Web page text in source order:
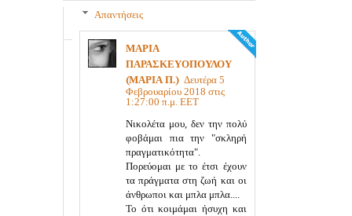
Απαντήσεις
ΜΑΡΙΑ
ΠΑΡΑΣΚΕΥΟΠΟΥΛΟΥ
(ΜΑΡΙΑ Π.) Δευτέρα 5
Φεβρουαρίου 2018 στις
1:27:00 π.μ. EET
Νικολέτα μου, δεν την πολύ
φοβάμαι πια την "σκληρή
πραγματικότητα".
Πορεύομαι με το έτσι έχουν
τα πράγματα στη ζωή και οι
άνθρωποι και μπλα μπλα....
Το ότι κοιμάμαι ήσυχη και